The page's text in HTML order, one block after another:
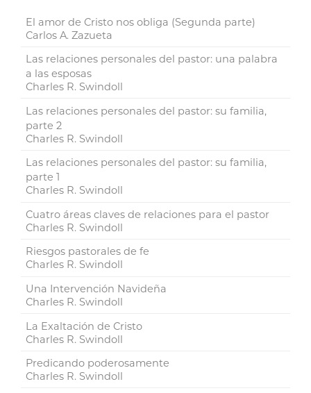
El amor de Cristo nos obliga (Segunda parte)
Carlos A. Zazueta
Las relaciones personales del pastor: una palabra
a las esposas
Charles R. Swindoll
Las relaciones personales del pastor: su familia,
parte 2
Charles R. Swindoll
Las relaciones personales del pastor: su familia,
parte 1
Charles R. Swindoll
Cuatro áreas claves de relaciones para el pastor
Charles R. Swindoll
Riesgos pastorales de fe
Charles R. Swindoll
Una Intervención Navideña
Charles R. Swindoll
La Exaltación de Cristo
Charles R. Swindoll
Predicando poderosamente
Charles R. Swindoll